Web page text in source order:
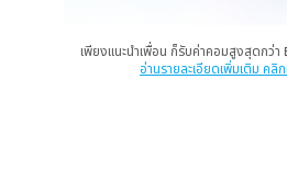
เพียงแนะนำเพื่อน ก็รับค่าคอมสูงสุดกว่า
อ่านรายละเอียดเพิ่มเติม คลิก